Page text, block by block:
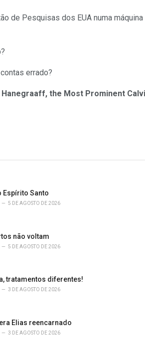
de Pesquisas dos EUA numa
errado?
Hanegraaff, the Most Prominent
Espírito Santo
5 DE AGOSTO DE 2026
não voltam
5 DE AGOSTO DE 2026
tratamentos diferentes!
3 DE AGOSTO DE 2026
Elias reencarnado
3 DE AGOSTO DE 2026